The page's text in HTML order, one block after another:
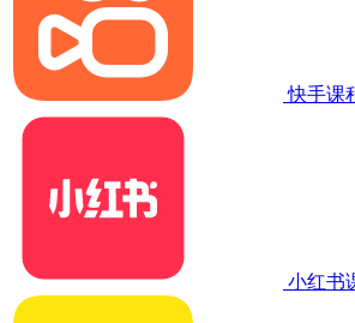
快手课
小红书